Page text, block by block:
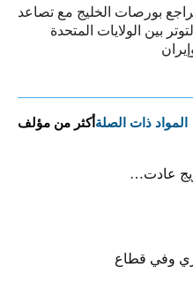
بورصات الخليج مع تصاعد
التوتر بين الولايات المتحدة
المواد ذات الصلةأكثر من مؤلف
عادت…
وفي قطاع